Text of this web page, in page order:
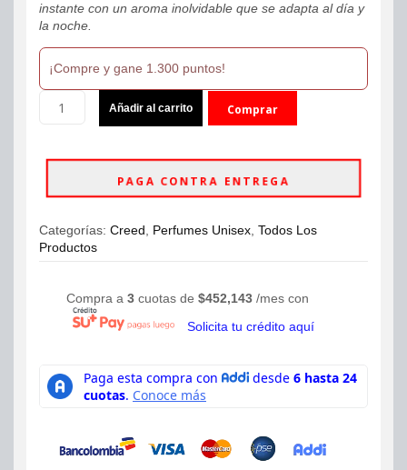
instante con un aroma inolvidable que se adapta al día y
la noche.
¡Compre y gane 1.300 puntos!
Creed
Eau
Parfum
Unisex
cantidad
Añadir al carrito Comprar
PAGA CONTRA ENTREGA
Categorías: Creed Perfumes Unisex Todos Los
Productos
Compra a 3 cuotas de $452,143 /mes con
Solicita tu crédito aquí